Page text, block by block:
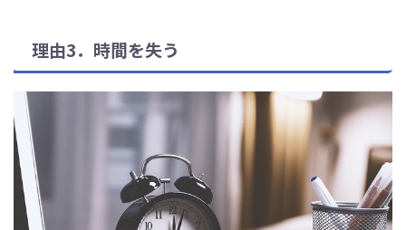
理由3．時間を失う